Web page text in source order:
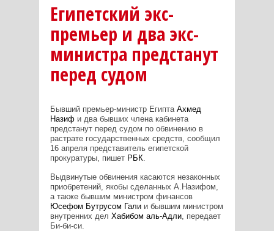
Египетский экс-
премьер и два экс-
министра предстанут
перед судом
Бывший премьер-министр Египта Ахмед
Назиф и два бывших члена кабинета
предстанут перед судом по обвинению в
растрате государственных средств, сообщил
16 апреля представитель египетской
прокуратуры, пишет РБК
Выдвинутые обвинения касаются незаконных
приобретений, якобы сделанных А.Назифом,
а также бывшим министром финансов
Юсефом Бутрусом Гали и бывшим министром
внутренних дел Хабибом аль-Адли, передает
Би-би-си.